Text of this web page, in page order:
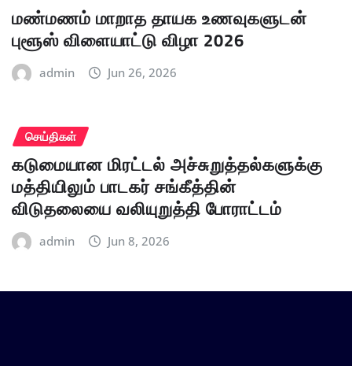
மண்மணம் மாறாத தாயக உணவுகளுடன்
புளூஸ் விளையாட்டு விழா 2026
admin Jun 26, 2026
செய்திகள்
கடுமையான மிரட்டல் அச்சுறுத்தல்களுக்கு
மத்தியிலும் பாடகர் சங்கீத்தின்
விடுதலையை வலியுறுத்தி போராட்டம்
admin Jun 8, 2026